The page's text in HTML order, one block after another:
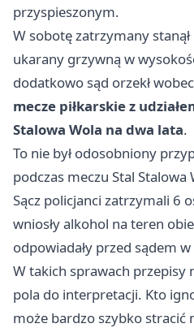
przyspieszonym.
W sobotę zatrzymany
ukarany grzywną w
dodatkowo sąd orzekł
mecze piłkarskie z
Stalowa Wola na dwa lata.
To nie był odosobniony
podczas meczu Stal Stalowa
Sącz policjanci zatrzymali 6
wniosły alkohol na teren
odpowiadały przed sądem
W takich sprawach przepisy
pola do interpretacji. Kto
może bardzo szybko stracić